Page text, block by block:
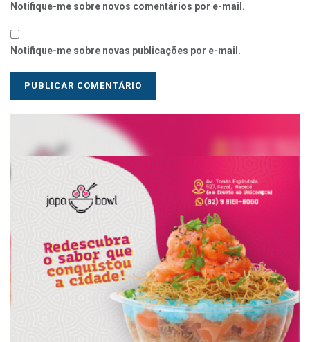
Notifique-me sobre novos comentários por e-mail.
Notifique-me sobre novas publicações por e-mail.